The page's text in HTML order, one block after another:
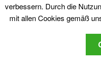
verbessern. Durch die
mit allen Cookies gemäß